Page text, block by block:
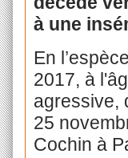
à une
En
2017, à
agressive,
25
Cochin à